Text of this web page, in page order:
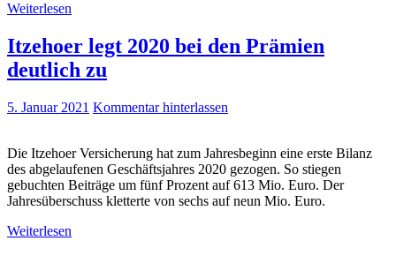
Weiterlesen
Itzehoer legt 2020 bei den Prämien
deutlich zu
5. Januar 2021 Kommentar hinterlassen
Die Itzehoer Versicherung hat zum Jahresbeginn eine erste Bilanz
des abgelaufenen Geschäftsjahres 2020 gezogen. So stiegen
gebuchten Beiträge um fünf Prozent auf 613 Mio. Euro. Der
Jahresüberschuss kletterte von sechs auf neun Mio. Euro.
Weiterlesen